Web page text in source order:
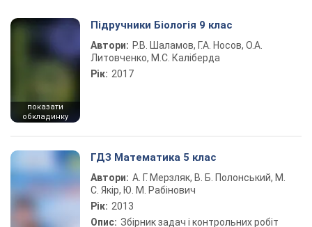
показати
обкладинку
Підручники Біологія 9 клас
Автори: Р.В. Шаламов, Г.А. Носов, О.А.
Литовченко, М.С. Каліберда
Рік: 2017
ГДЗ Математика 5 клас
Автори: А. Г. Мерзляк, В. Б. Полонський, М.
С. Якір, Ю. М. Рабінович
Рік: 2013
Опис: Збірник задач і контрольних робіт